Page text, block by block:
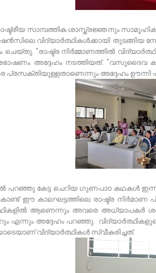
സാമ്പത്തിക ശാസ്ത്രജ്ഞനും
വിദ്യാർത്ഥികൾക്കായി തുടങ്ങിയ
ചെയ്തു. "രാഷ്ട്ര നിർമ്മാണത്തിൽ
അദ്ദേഹം നടത്തിയത്. "വസുദൈവ
പ്രസക്തിയുള്ളതാണെന്നും അദ്ദേഹം ഊന്നി
കേട്ട ചെറിയ ഗുണപാഠ കഥകൾ
ഈ കാലഘട്ടത്തിലെ രാഷ്ട്ര നിർമാണ
ആണെന്നും അവരെ അധ്യാപകർ
എന്നും അദ്ദേഹം പറഞ്ഞു.
വിദ്യാർത്ഥികൾ സ്വീകരിച്ചത്.